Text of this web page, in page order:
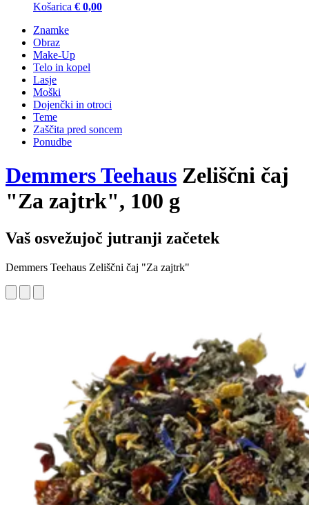
Košarica € 0,00
Znamke
Obraz
Make-Up
Telo in kopel
Lasje
Moški
Dojenčki in otroci
Teme
Zaščita pred soncem
Ponudbe
Demmers Teehaus Zeliščni čaj
"Za zajtrk", 100 g
Vaš osvežujoč jutranji začetek
Demmers Teehaus Zeliščni čaj "Za zajtrk"